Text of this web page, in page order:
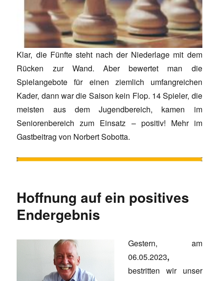
Klar, die Fünfte steht nach der Niederlage mit dem
Rücken zur Wand. Aber bewertet man die
Spielangebote für einen ziemlich umfangreichen
Kader, dann war die Saison kein Flop. 14 Spieler, die
meisten aus dem Jugendbereich, kamen im
Seniorenbereich zum Einsatz – positiv! Mehr im
Gastbeitrag von Norbert Sobotta.
Hoffnung auf ein positives
Endergebnis
Gestern, am
06.05.2023,
bestritten wir unser